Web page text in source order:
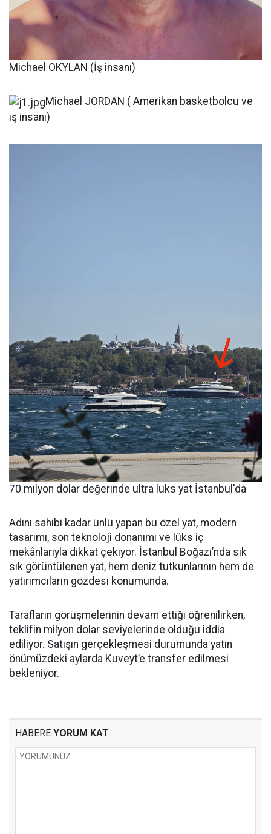
Michael OKYLAN (İş insanı)
Michael JORDAN ( Amerikan basketbolcu ve
iş insanı)
70 milyon dolar değerinde ultra lüks yat İstanbul'da
Adını sahibi kadar ünlü yapan bu özel yat, modern
tasarımı, son teknoloji donanımı ve lüks iç
mekânlarıyla dikkat çekiyor. İstanbul Boğazı’nda sık
sık görüntülenen yat, hem deniz tutkunlarının hem de
yatırımcıların gözdesi konumunda.
Tarafların görüşmelerinin devam ettiği öğrenilirken,
teklifin milyon dolar seviyelerinde olduğu iddia
ediliyor. Satışın gerçekleşmesi durumunda yatın
önümüzdeki aylarda Kuveyt’e transfer edilmesi
bekleniyor.
HABERE YORUM KAT